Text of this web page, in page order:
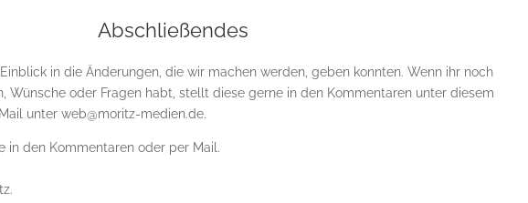
Abschließendes
in die Änderungen, die wir machen werden, geben konnten. Wenn ihr noch
Wünsche oder Fragen habt, stellt diese gerne in den Kommentaren unter diesem
unter web@moritz-medien.de.
in den Kommentaren oder per Mail.